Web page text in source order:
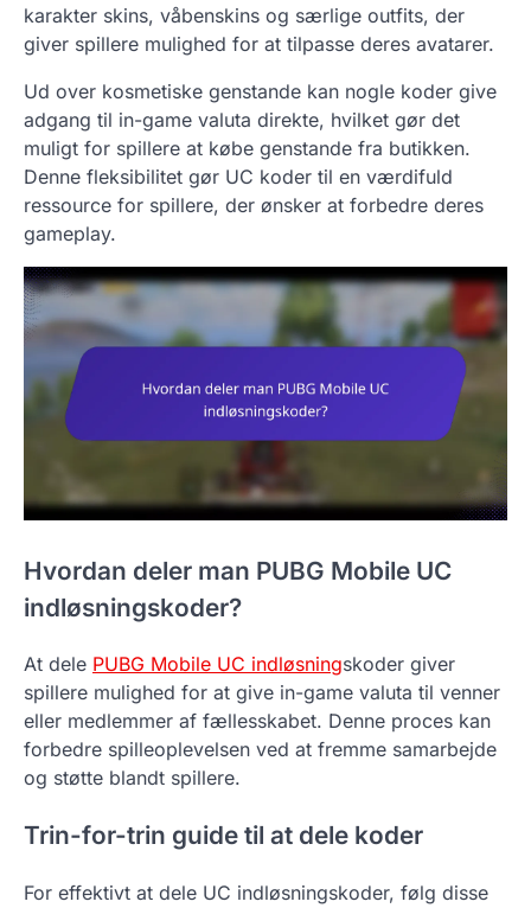
karakter skins, våbenskins og særlige outfits, der
giver spillere mulighed for at tilpasse deres avatarer.
Ud over kosmetiske genstande kan nogle koder give
adgang til in-game valuta direkte, hvilket gør det
muligt for spillere at købe genstande fra butikken.
Denne fleksibilitet gør UC koder til en værdifuld
ressource for spillere, der ønsker at forbedre deres
gameplay.
Hvordan deler man PUBG Mobile UC
indløsningskoder?
At dele PUBG Mobile UC indløsningskoder giver
spillere mulighed for at give in-game valuta til venner
eller medlemmer af fællesskabet. Denne proces kan
forbedre spilleoplevelsen ved at fremme samarbejde
og støtte blandt spillere.
Trin-for-trin guide til at dele koder
For effektivt at dele UC indløsningskoder, følg disse